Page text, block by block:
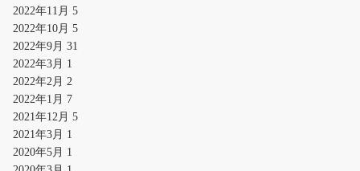
2022年11月 5
2022年10月 5
2022年9月 31
2022年3月 1
2022年2月 2
2022年1月 7
2021年12月 5
2021年3月 1
2020年5月 1